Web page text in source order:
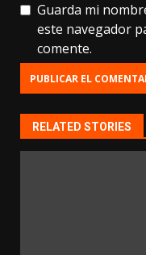
Guarda mi
este navegador
comente.
RELATED STORIES